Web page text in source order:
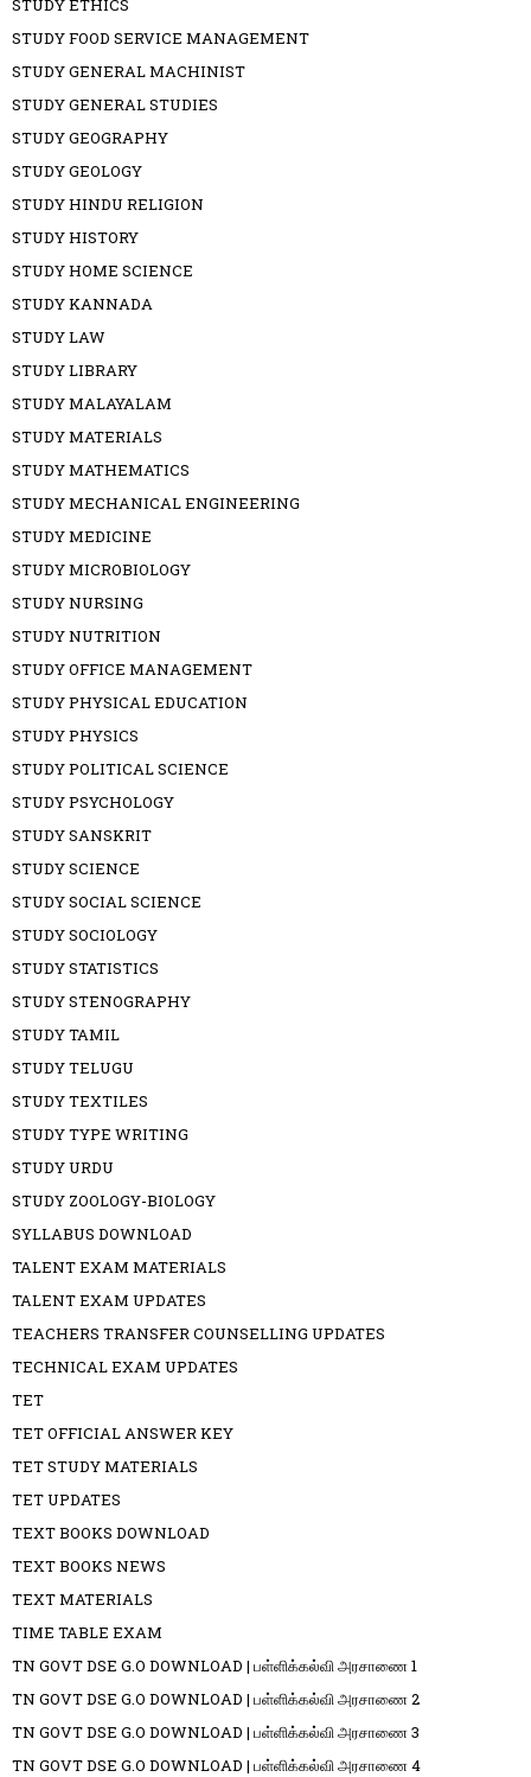
STUDY ETHICS
STUDY FOOD SERVICE MANAGEMENT
STUDY GENERAL MACHINIST
STUDY GENERAL STUDIES
STUDY GEOGRAPHY
STUDY GEOLOGY
STUDY HINDU RELIGION
STUDY HISTORY
STUDY HOME SCIENCE
STUDY KANNADA
STUDY LAW
STUDY LIBRARY
STUDY MALAYALAM
STUDY MATERIALS
STUDY MATHEMATICS
STUDY MECHANICAL ENGINEERING
STUDY MEDICINE
STUDY MICROBIOLOGY
STUDY NURSING
STUDY NUTRITION
STUDY OFFICE MANAGEMENT
STUDY PHYSICAL EDUCATION
STUDY PHYSICS
STUDY POLITICAL SCIENCE
STUDY PSYCHOLOGY
STUDY SANSKRIT
STUDY SCIENCE
STUDY SOCIAL SCIENCE
STUDY SOCIOLOGY
STUDY STATISTICS
STUDY STENOGRAPHY
STUDY TAMIL
STUDY TELUGU
STUDY TEXTILES
STUDY TYPE WRITING
STUDY URDU
STUDY ZOOLOGY-BIOLOGY
SYLLABUS DOWNLOAD
TALENT EXAM MATERIALS
TALENT EXAM UPDATES
TEACHERS TRANSFER COUNSELLING UPDATES
TECHNICAL EXAM UPDATES
TET
TET OFFICIAL ANSWER KEY
TET STUDY MATERIALS
TET UPDATES
TEXT BOOKS DOWNLOAD
TEXT BOOKS NEWS
TEXT MATERIALS
TIME TABLE EXAM
TN GOVT DSE G.O DOWNLOAD | பள்ளிக்கல்வி அரசாணை 1
TN GOVT DSE G.O DOWNLOAD | பள்ளிக்கல்வி அரசாணை 2
TN GOVT DSE G.O DOWNLOAD | பள்ளிக்கல்வி அரசாணை 3
TN GOVT DSE G.O DOWNLOAD | பள்ளிக்கல்வி அரசாணை 4